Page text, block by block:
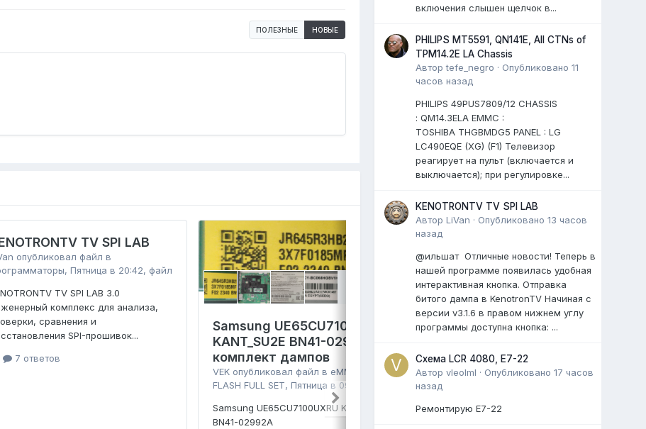
ПОЛЕЗНЫЕ НОВЫЕ
TV SPI LAB
опубликовал файл в
,Пятница в 20:42, файл
TV SPI LAB 3.0
комплекс для анализа,
сравнения и
SPI-прошивок...
7 ответов
Samsung UE65CU7100UXRU
KANT_SU2E BN41-02992A
комплект дампов
VEK опубликовал файл в eMMC, NAND
FLASH FULL SET,Пятница в 09:52
Samsung UE65CU7100UXRU KANT_SU2E
BN41-02992A
HAIER 55 SMART TV S2 PRO,
T.MT9602.731 LVU550CSDX
mastelопубликовал файл в
NAND FLASH FULL SET,Вторник в 06:57
файл
HAIER 55SMART TV S2 PRO
включения слышен щелчок в...
PHILIPS MT5591, QN141E, All CTNs of
TPM14.2E LA Chassis
Авторtefe_negro · Опубликовано11
часов назад
PHILIPS 49PUS7809/12 CHASSIS
: QM14.3ELA EMMC :
TOSHIBA THGBMDG5 PANEL : LG
LC490EQE (XG) (F1) Телевизор
реагирует на пульт (включается и
выключается); при регулировке...
KENOTRONTV TV SPI LAB
АвторLiVan · Опубликовано13 часов
назад
@ильшат Отличные новости! Теперь в
нашей программе появилась удобная
интерактивная кнопка. Отправка
битого дампа в KenotronTV Начиная с
версии v3.1.6 в правом нижнем углу
программы доступна кнопка: ...
Схема LCR 4080, E7-22
Авторvleolml · Опубликовано17 часов
назад
Ремонтирую E7-22